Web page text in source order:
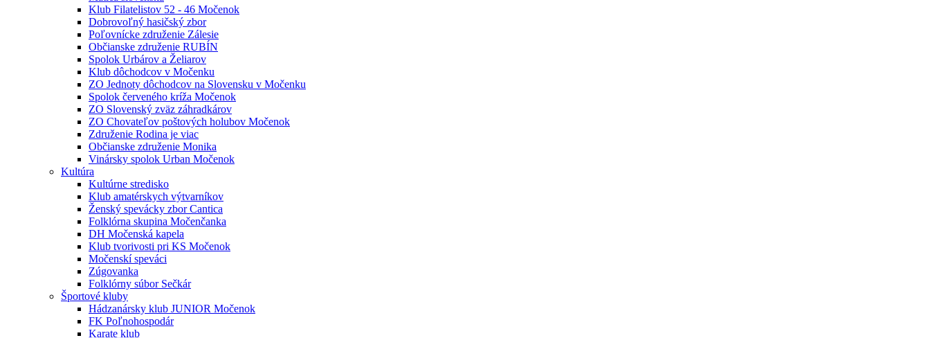
Klub Filatelistov 52 - 46 Močenok
Dobrovoľný hasičský zbor
Poľovnícke združenie Zálesie
Občianske združenie RUBÍN
Spolok Urbárov a Želiarov
Klub dôchodcov v Močenku
ZO Jednoty dôchodcov na Slovensku v Močenku
Spolok červeného kríža Močenok
ZO Slovenský zväz záhradkárov
ZO Chovateľov poštových holubov Močenok
Združenie Rodina je viac
Občianske združenie Monika
Vinársky spolok Urban Močenok
Kultúra
Kultúrne stredisko
Klub amatérskych výtvarníkov
Ženský spevácky zbor Cantica
Folklórna skupina Močenčanka
DH Močenská kapela
Klub tvorivosti pri KS Močenok
Močenskí speváci
Zúgovanka
Folklórny súbor Sečkár
Športové kluby
Hádzanársky klub JUNIOR Močenok
FK Poľnohospodár
Karate klub